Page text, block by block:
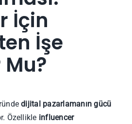
İçin
İşe
Mu?
dijital pazarlamanın gücü
Özellikle influencer